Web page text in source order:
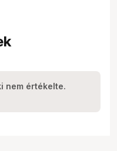
nem értékelte.